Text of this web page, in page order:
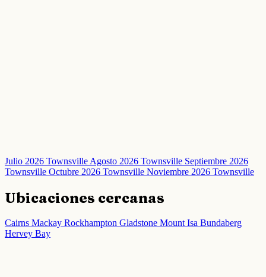
Julio 2026 Townsville Agosto 2026 Townsville Septiembre 2026
Townsville Octubre 2026 Townsville Noviembre 2026 Townsville
Ubicaciones cercanas
Cairns Mackay Rockhampton Gladstone Mount Isa Bundaberg
Hervey Bay